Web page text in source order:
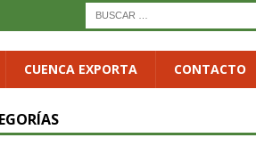
CUENCA EXPORTA CONTACTO